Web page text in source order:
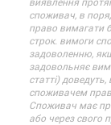
споживач, в
право вимагати
строк. вимоги
задоволенню,
задовольняє
статті)
споживачем
Споживач має
або через свого